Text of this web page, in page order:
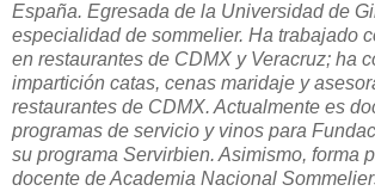
España. Egresada de la Universidad de
especialidad de sommelier. Ha trabajado
en restaurantes de CDMX y Veracruz; ha
impartición catas, cenas maridaje y
restaurantes de CDMX. Actualmente es
programas de servicio y vinos para
su programa Servirbien. Asimismo, forma
docente de Academia Nacional